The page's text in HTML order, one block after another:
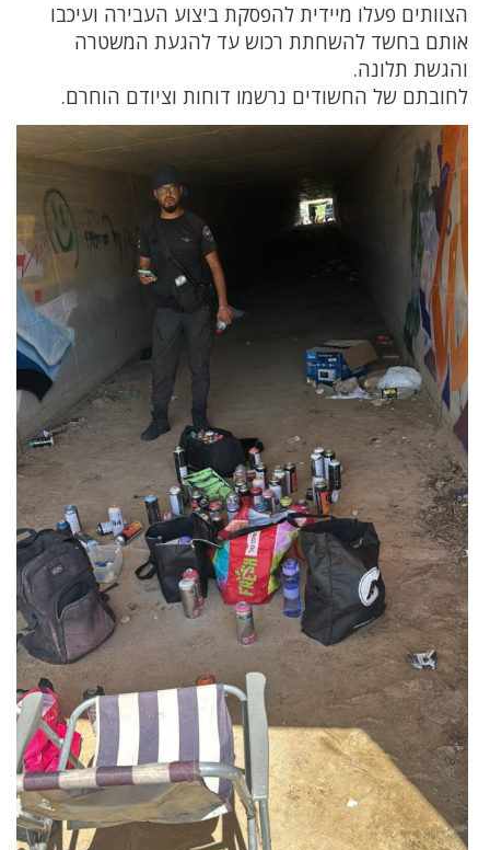
הצוותים פעלו מיידית להפסקת ביצוע העבירה ועיכבו
אותם בחשד להשחתת רכוש עד להגעת המשטרה
והגשת תלונה.
לחובתם של החשודים נרשמו דוחות וציודם הוחרם.